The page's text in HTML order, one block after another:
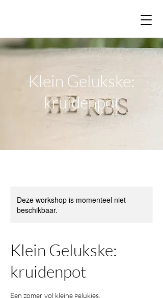
Klein Gelukske:
kruidenpot
Deze workshop is momenteel niet
beschikbaar.
Klein Gelukske:
kruidenpot
Een zomer vol kleine gelukjes.